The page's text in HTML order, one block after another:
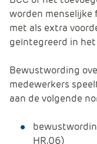
worden menselijke
met als extra
geïntegreerd in
Bewustwording
medewerkers
aan de volgende
HR.06)